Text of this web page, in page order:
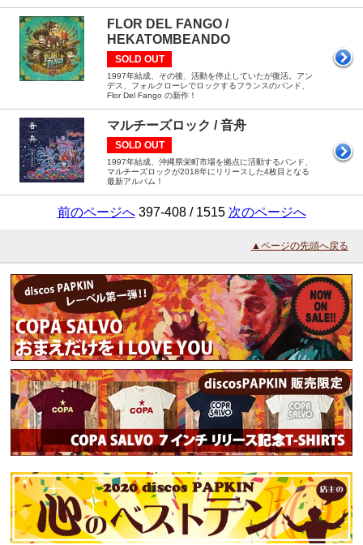
FLOR DEL FANGO /
HEKATOMBEANDO
SOLD OUT
1997年結成、その後、活動を停止していたが復活。アン
デス、フォルクローレでロックするフランスのバンド、
Flor Del Fango の新作！
マルチーズロック / 音舟
SOLD OUT
1997年結成、沖縄県栄町市場を拠点に活動するバンド、
マルチーズロックが2018年にリリースした4枚目となる
最新アルバム！
前のページへ397-408 / 1515 次のページへ
▲ページの先頭へ戻る